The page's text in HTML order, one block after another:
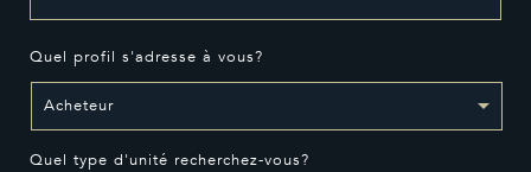
Quel profil s'adresse à vous?
Quel type d'unité recherchez-vous?